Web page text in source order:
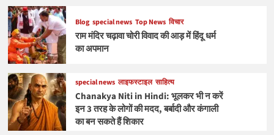
Blog special news Top News विचार
राम मंदिर चढ़ावा चोरी विवाद की आड़ में हिंदू धर्म
का अपमान
special news लाइफस्टाइल साहित्य
Chanakya Niti in Hindi: भूलकर भी न करें
इन 3 तरह के लोगों की मदद, बर्बादी और कंगाली
का बन सकते हैं शिकार